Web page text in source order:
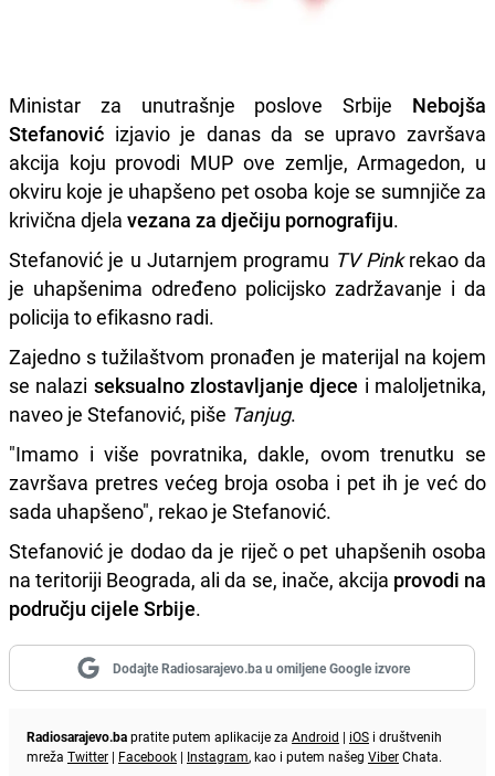
Ministar za unutrašnje poslove Srbije Nebojša
Stefanović izjavio je danas da se upravo završava
akcija koju provodi MUP ove zemlje, Armagedon, u
okviru koje je uhapšeno pet osoba koje se sumnjiče za
krivična djela vezana za dječiju pornografiju.
Stefanović je u Jutarnjem programu TV Pinkrekao da
je uhapšenima određeno policijsko zadržavanje i da
policija to efikasno radi.
Zajedno s tužilaštvom pronađen je materijal na kojem
se nalazi seksualno zlostavljanje djece i maloljetnika,
naveo je Stefanović, piše Tanjug.
"Imamo i više povratnika, dakle, ovom trenutku se
završava pretres većeg broja osoba i pet ih je već do
sada uhapšeno", rekao je Stefanović.
Stefanović je dodao da je riječ o pet uhapšenih osoba
na teritoriji Beograda, ali da se, inače, akcija provodi na
području cijele Srbije.
Dodajte Radiosarajevo.ba u omiljene Google izvore
Radiosarajevo.bapratite putem aplikacije za Android | iOS i društvenih
mreža Twitter | Facebook | Instagram, kao i putem našeg ViberChata.